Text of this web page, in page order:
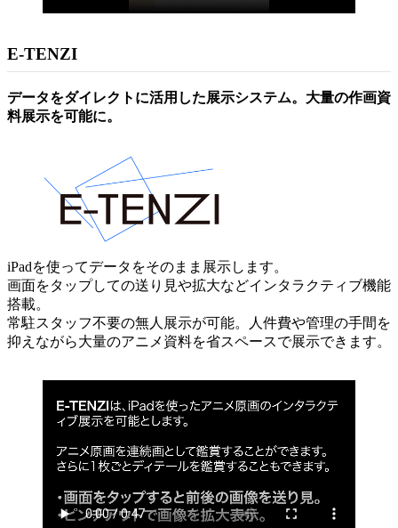
E-TENZI
データをダイレクトに活用した展示システム。大量の作画資
料展示を可能に。
iPadを使ってデータをそのまま展示します。
画面をタップしての送り見や拡大などインタラクティブ機能
搭載。
常駐スタッフ不要の無人展示が可能。人件費や管理の手間を
抑えながら大量のアニメ資料を省スペースで展示できます。